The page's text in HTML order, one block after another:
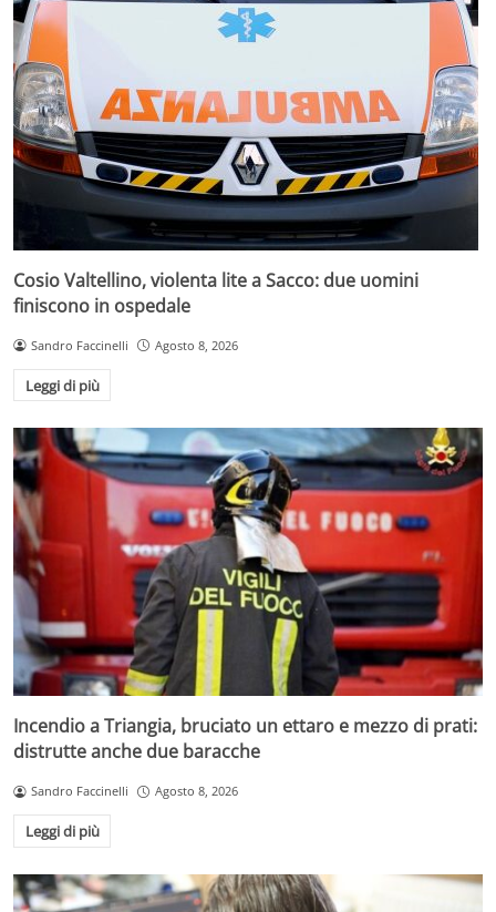
Cosio Valtellino, violenta lite a Sacco: due uomini
finiscono in ospedale
Sandro Faccinelli Agosto 8, 2026
Leggi di più
Incendio a Triangia, bruciato un ettaro e mezzo di prati:
distrutte anche due baracche
Sandro Faccinelli Agosto 8, 2026
Leggi di più